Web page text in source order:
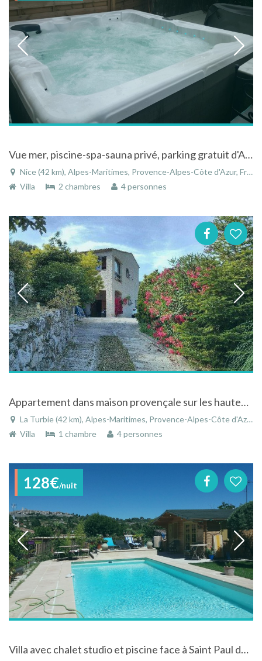
Vue mer, piscine-spa-sauna privé, parking gratuit d'Azur
Nice (42 km), Alpes-Maritimes, Provence-Alpes-Côte d'Azur, France
Villa
2 chambres 4 personnes
Appartement dans maison provençale sur les hauteurs de Monaco dans les Alpes-Maritimes
La Turbie (42 km), Alpes-Maritimes, Provence-Alpes-Côte d'Azur, France
Villa
1 chambre 4 personnes
128€/nuit
Villa avec chalet studio et piscine face à Saint Paul de Vence